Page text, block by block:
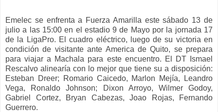
Emelec se enfrenta a Fuerza Amarilla este sábado 13 de
julio a las 15:00 en el estadio 9 de Mayo por la jornada 17
de la LigaPro. El cuadro eléctrico, luego de su victoria en
condición de visitante ante America de Quito, se prepara
para viajar a Machala para este encuentro. El DT Ismael
Rescalvo alinearía con lo mejor que tiene su a disposición:
Esteban Dreer; Romario Caicedo, Marlon Mejía, Leandro
Vega, Ronaldo Johnson; Dixon Arroyo, Wilmer Godoy,
Gabriel Cortez, Bryan Cabezas, Joao Rojas, Fernando
Guerrero.